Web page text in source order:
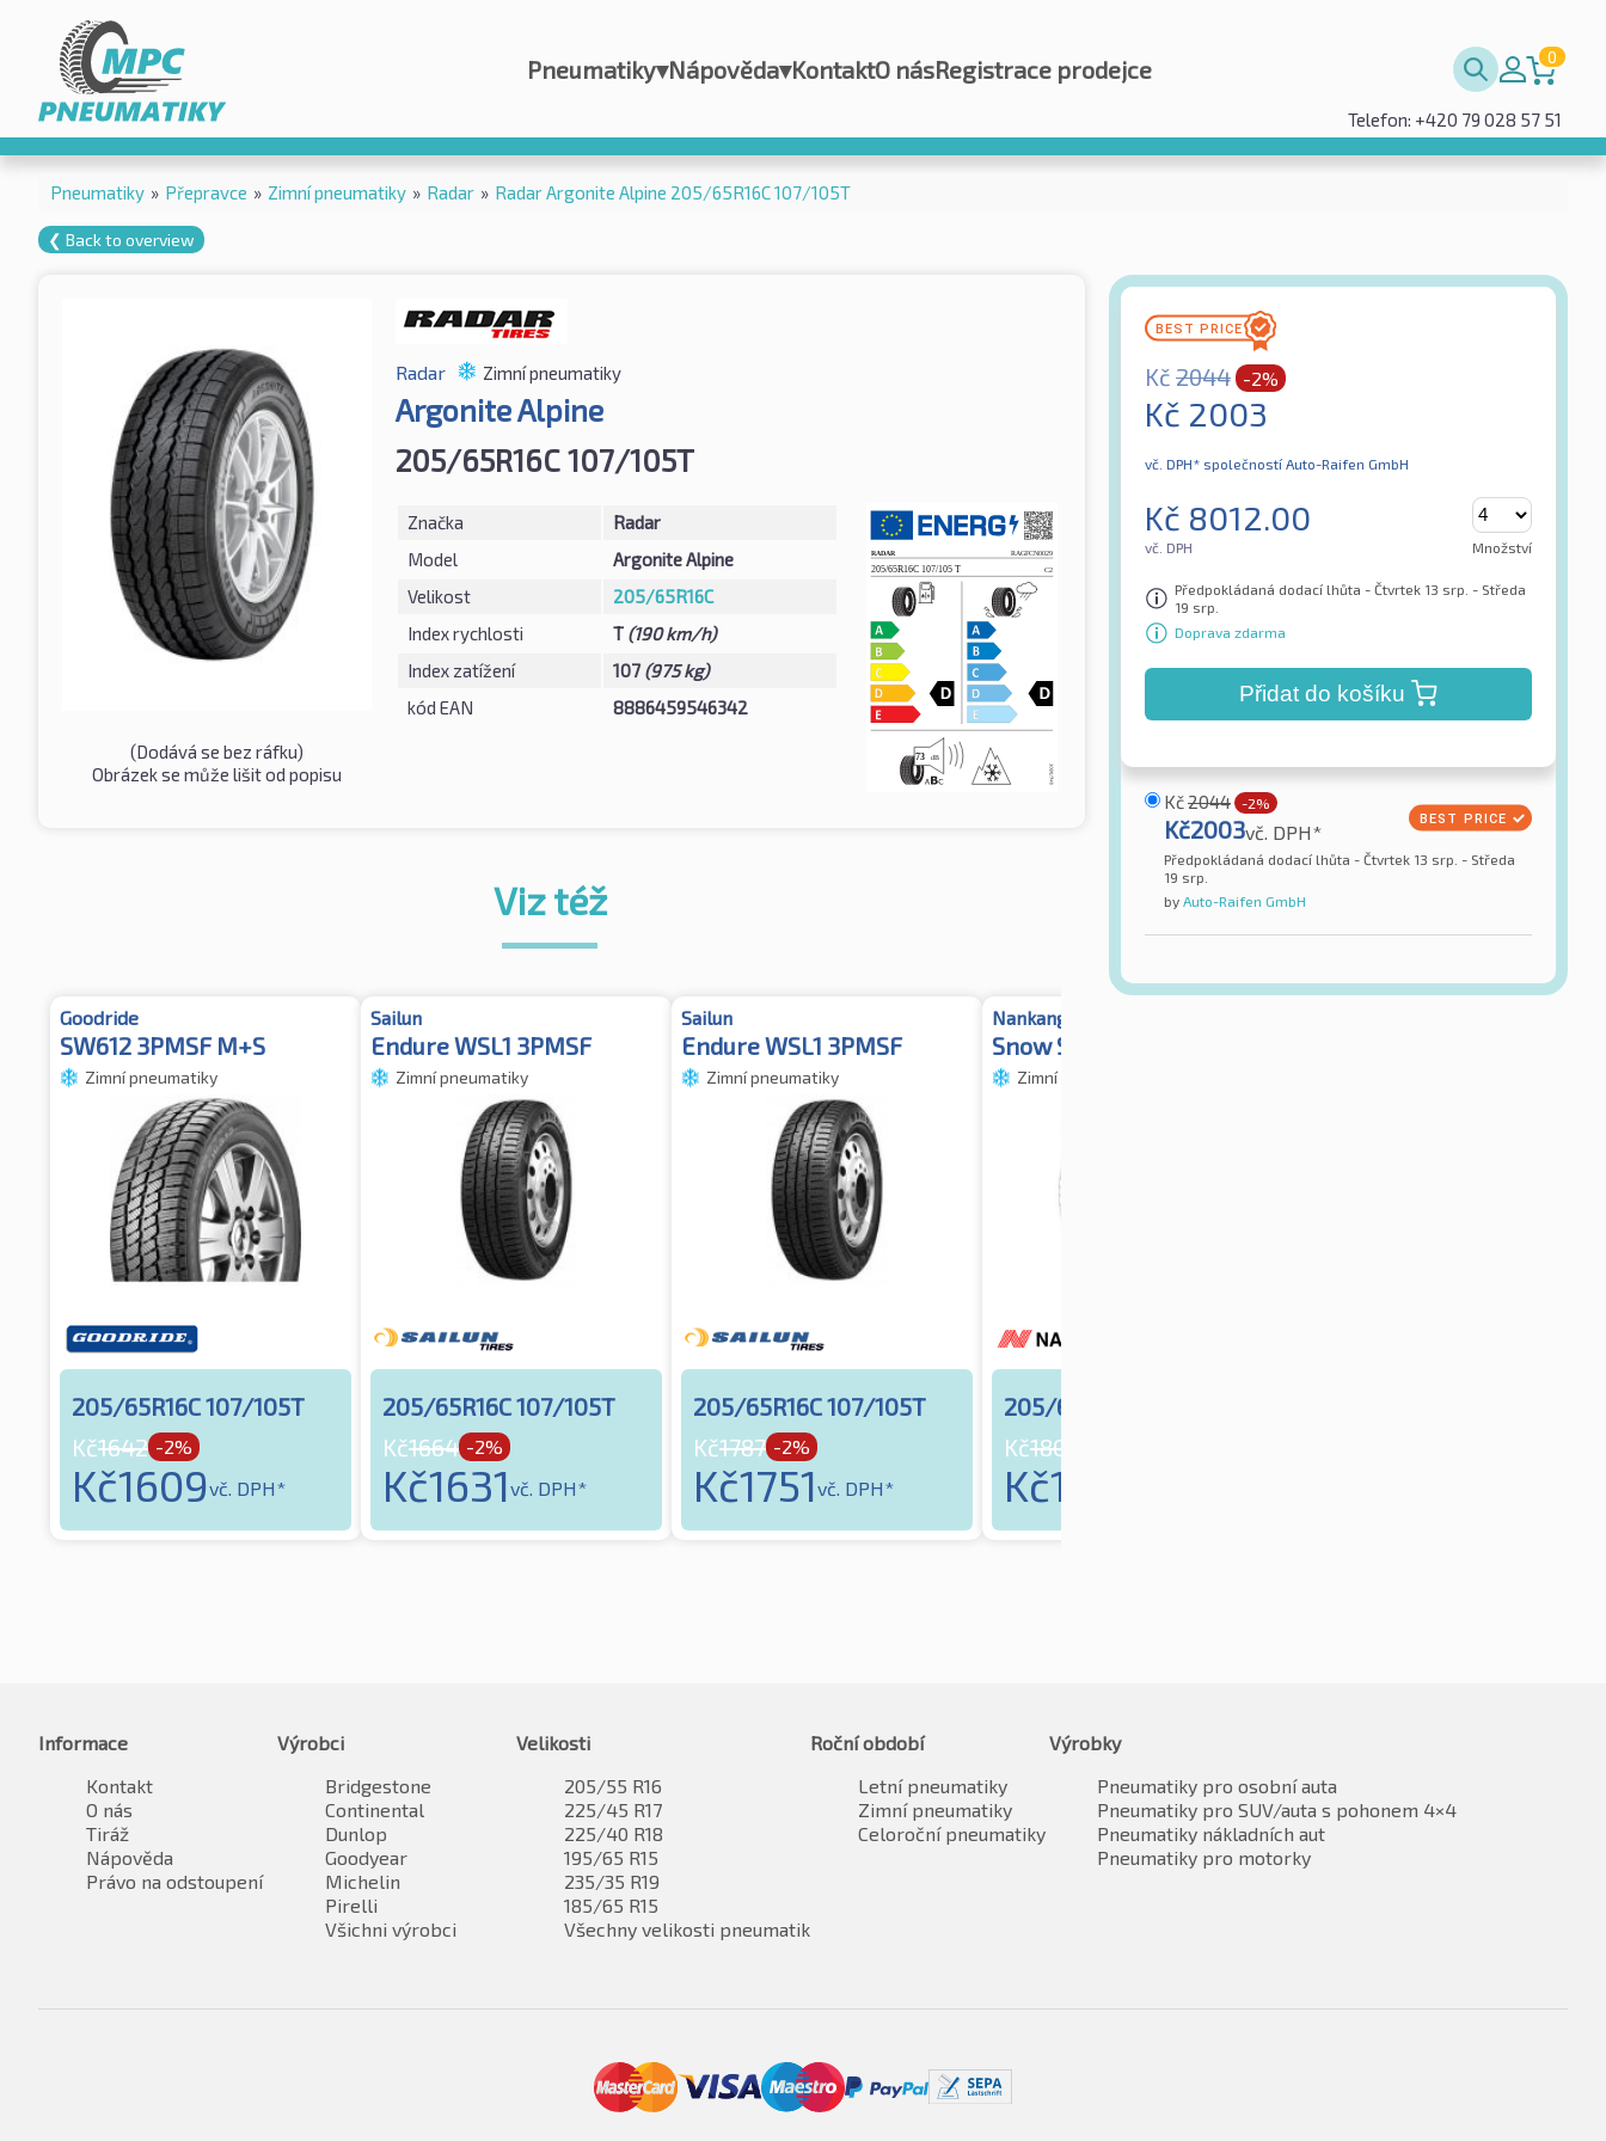
Pneumatiky▾Nápověda▾KontaktO násRegistrace prodejce 0
Telefon: +420 79 028 57 51
Pneumatiky » Přepravce » Zimní pneumatiky » Radar » Radar Argonite Alpine 205/65R16C 107/105T
❮ Back to overview
(Dodává se bez ráfku)
Obrázek se může lišit od popisu
Radar Zimní pneumatiky
Argonite Alpine
205/65R16C 107/105T
Značka
Radar
Model
Argonite Alpine
Velikost
205/65R16C
Index rychlosti
T (190 km/h)
Index zatížení
107 (975 kg)
kód EAN
8886459546342
Kč 2044 -2%
Kč 2003
vč. DPH* společností Auto-Raifen GmbH
Kč 8012.00
vč. DPH Množství
Předpokládaná dodací lhůta - Čtvrtek 13 srp. - Středa
19 srp.
Doprava zdarma
Přidat do košíku
Kč2044 -2%
Kč2003vč. DPH*
Předpokládaná dodací lhůta - Čtvrtek 13 srp. - Středa
19 srp.
by Auto-Raifen GmbH
Viz též
Goodride
SW612 3PMSF M+S
Zimní pneumatiky
205/65R16C 107/105T
Kč1642 -2%
Kč1609vč. DPH*
Sailun
Endure WSL1 3PMSF
Zimní pneumatiky
205/65R16C 107/105T
Kč1664 -2%
Kč1631vč. DPH*
Sailun
Endure WSL1 3PMSF
Zimní pneumatiky
205/65R16C 107/105T
Kč1787 -2%
Kč1751vč. DPH*
Nankang
Snow SL-6 8PR 3PMSF
Zimní pneumatiky
205/65R16C 107/105T
Kč1804
Kč1768
Informace
Kontakt
O nás
Tiráž
Nápověda
Právo na odstoupení
Výrobci
Bridgestone
Continental
Dunlop
Goodyear
Michelin
Pirelli
Všichni výrobci
Velikosti
205/55 R16
225/45 R17
225/40 R18
195/65 R15
235/35 R19
185/65 R15
Všechny velikosti pneumatik
Roční období
Letní pneumatiky
Zimní pneumatiky
Celoroční pneumatiky
Výrobky
Pneumatiky pro osobní auta
Pneumatiky pro SUV/auta s pohonem 4×4
Pneumatiky nákladních aut
Pneumatiky pro motorky